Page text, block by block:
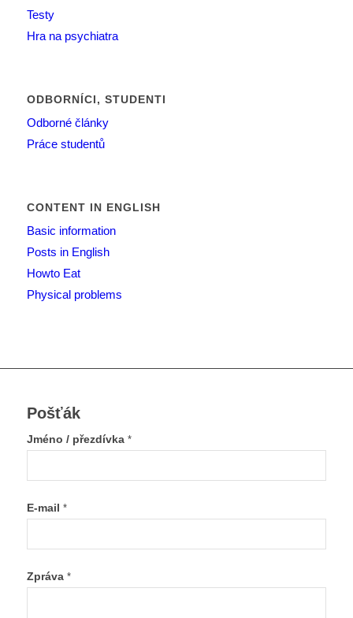
Testy
Hra na psychiatra
ODBORNÍCI, STUDENTI
Odborné články
Práce studentů
CONTENT IN ENGLISH
Basic information
Posts in English
Howto Eat
Physical problems
Pošťák
Jméno / přezdívka *
E-mail *
Zpráva *